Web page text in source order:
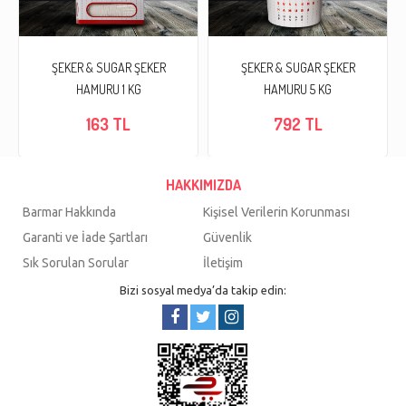
ŞEKER & SUGAR ŞEKER
HAMURU 1 KG
163 TL
ŞEKER & SUGAR ŞEKER
HAMURU 5 KG
792 TL
HAKKIMIZDA
Barmar Hakkında
Kişisel Verilerin Korunması
Garanti ve İade Şartları
Güvenlik
Sık Sorulan Sorular
İletişim
Bizi sosyal medya’da takip edin: